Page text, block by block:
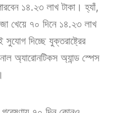
১৪.২৩ লাখ টাকা। হ্যাঁ,
খেয়ে ৭০ দিনে ১৪.২৩ লাখ
দিচ্ছে যুক্তরাষ্ট্রের
অ্যারোনটিকস অ্যান্ড স্পেস